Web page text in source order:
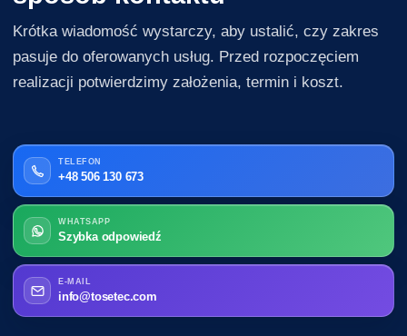
Krótka wiadomość wystarczy, aby ustalić, czy zakres
pasuje do oferowanych usług. Przed rozpoczęciem
realizacji potwierdzimy założenia, termin i koszt.
TELEFON
+48 506 130 673
WHATSAPP
Szybka odpowiedź
E-MAIL
info@tosetec.com